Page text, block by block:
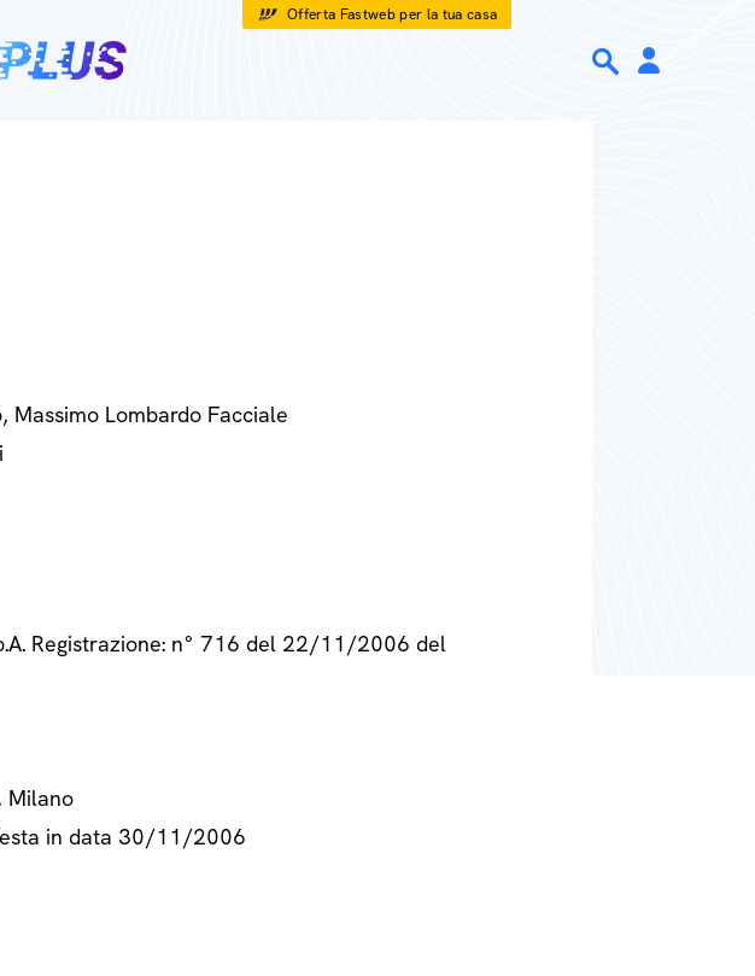
Offerta Fastweb per la tua casa
Massimo Lombardo Facciale
Registrazione: n° 716 del 22/11/2006 del
Milano
in data 30/11/2006